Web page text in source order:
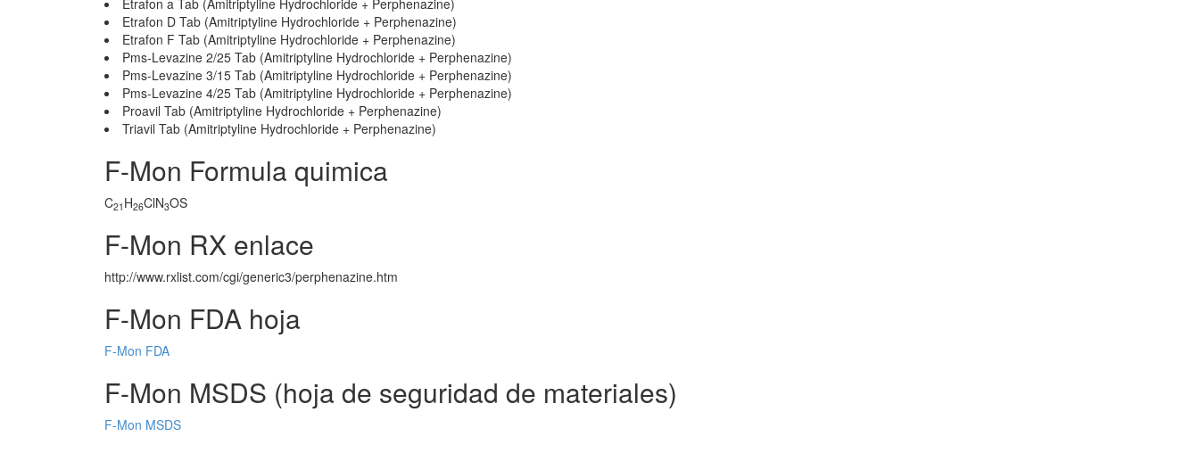
Etrafon a Tab (Amitriptyline Hydrochloride + Perphenazine)
Etrafon D Tab (Amitriptyline Hydrochloride + Perphenazine)
Etrafon F Tab (Amitriptyline Hydrochloride + Perphenazine)
Pms-Levazine 2/25 Tab (Amitriptyline Hydrochloride + Perphenazine)
Pms-Levazine 3/15 Tab (Amitriptyline Hydrochloride + Perphenazine)
Pms-Levazine 4/25 Tab (Amitriptyline Hydrochloride + Perphenazine)
Proavil Tab (Amitriptyline Hydrochloride + Perphenazine)
Triavil Tab (Amitriptyline Hydrochloride + Perphenazine)
F-Mon Formula quimica
C21 H26ClN3OS
F-Mon RX enlace
http://www.rxlist.com/cgi/generic3/perphenazine.htm
F-Mon FDA hoja
F-Mon FDA
F-Mon MSDS (hoja de seguridad de materiales)
F-Mon MSDS